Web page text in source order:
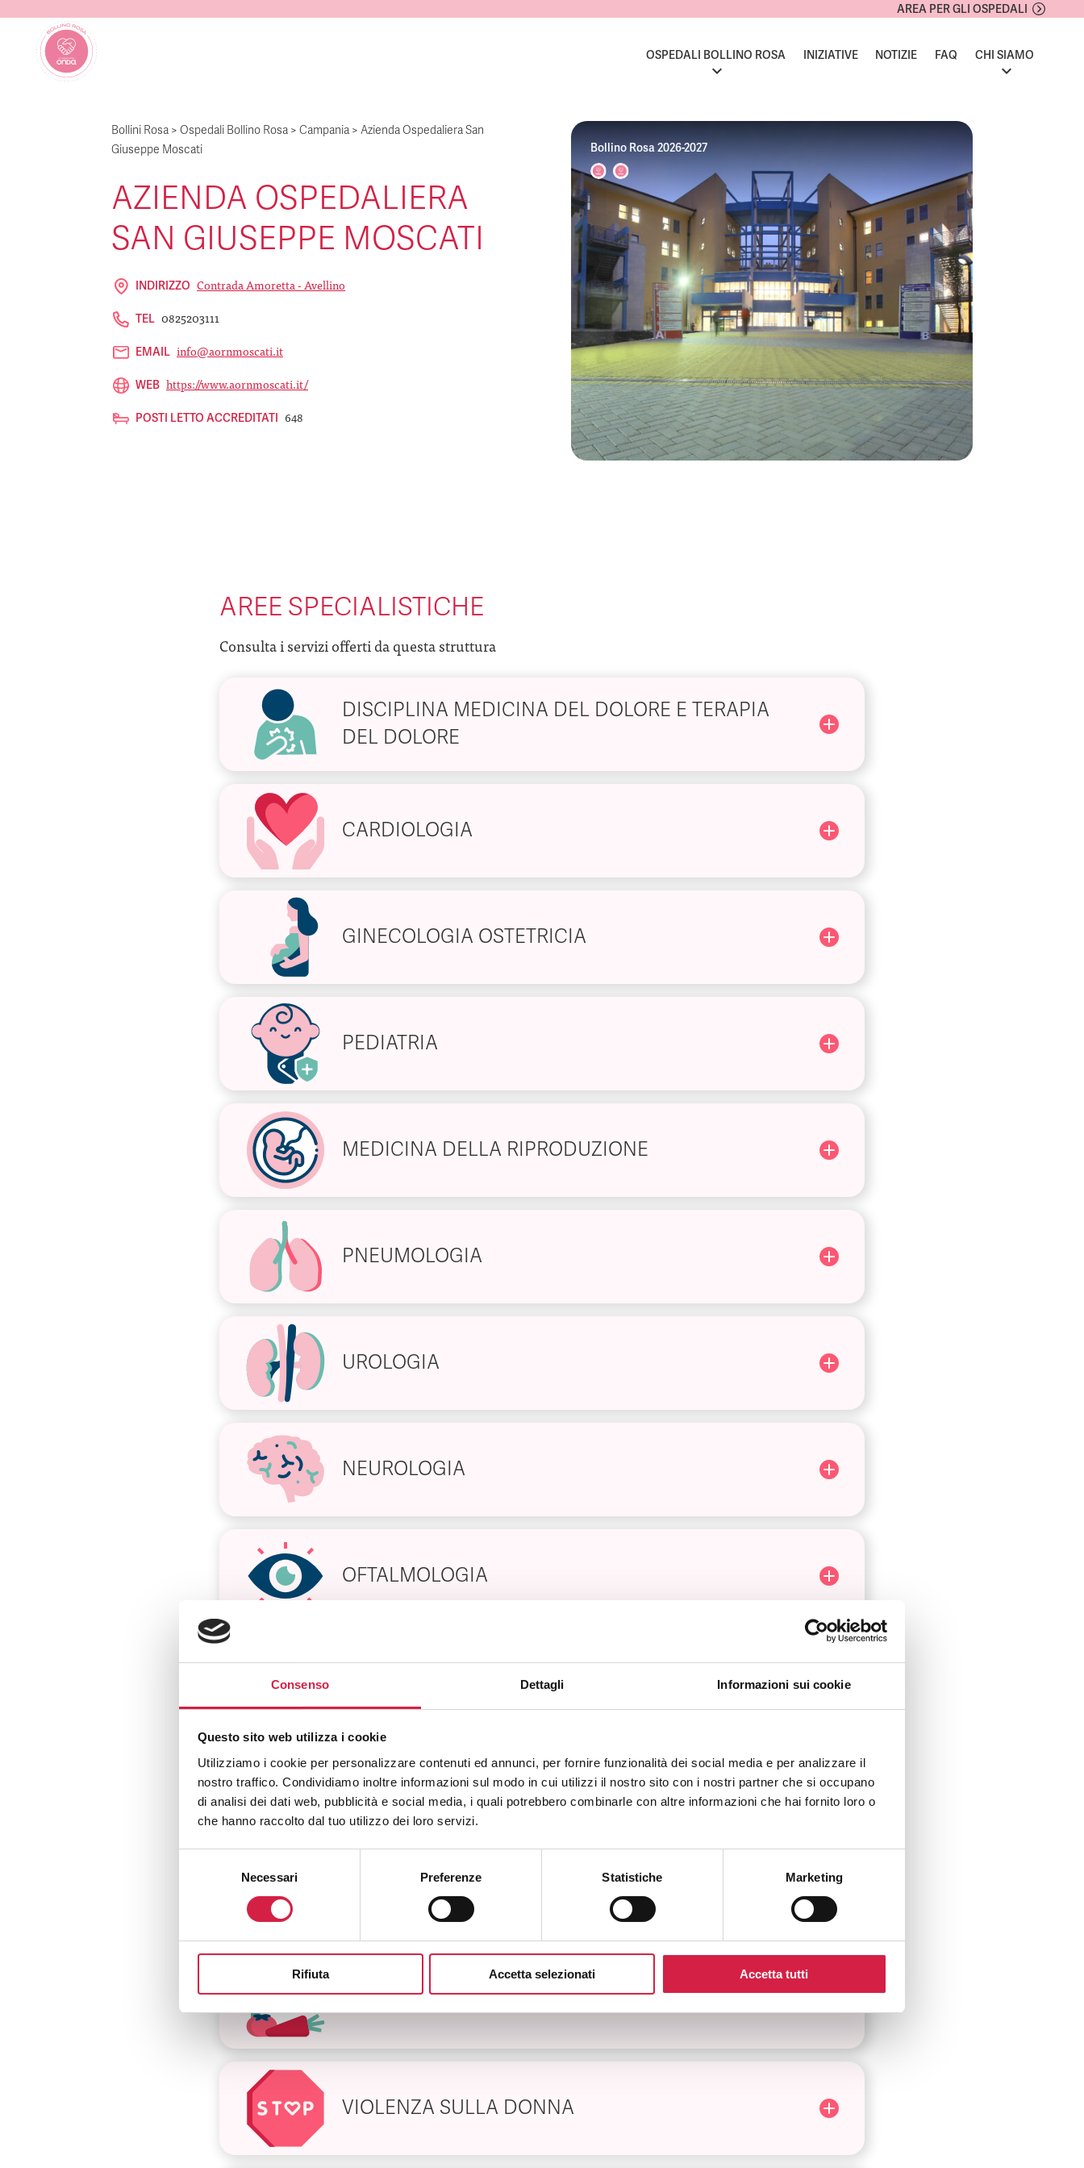
Consenso Dettagli Informazioni sui cookie
Questo sito web utilizza i cookie
Utilizziamo i cookie per personalizzare contenuti ed annunci, per fornire funzionalità dei social media e per analizzare il
nostro traffico. Condividiamo inoltre informazioni sul modo in cui utilizzi il nostro sito con i nostri partner che si occupano
di analisi dei dati web, pubblicità e social media, i quali potrebbero combinarle con altre informazioni che hai fornito loro o
che hanno raccolto dal tuo utilizzo dei loro servizi.
Necessari Preferenze Statistiche Marketing
Rifiuta Accetta selezionati Accetta tutti
AREA PER GLI OSPEDALI
OSPEDALI BOLLINO ROSA INIZIATIVE NOTIZIE FAQ CHI SIAMO
Bollini Rosa > Ospedali Bollino Rosa > Campania > Azienda Ospedaliera San
Giuseppe Moscati
AZIENDA OSPEDALIERA
SAN GIUSEPPE MOSCATI
INDIRIZZO Contrada Amoretta - Avellino
TEL 0825203111
EMAIL info@aornmoscati.it
WEB https://www.aornmoscati.it/
POSTI LETTO ACCREDITATI 648
Bollino Rosa 2026-2027
AREE SPECIALISTICHE
Consulta i servizi offerti da questa struttura
DISCIPLINA MEDICINA DEL DOLORE E TERAPIA
DEL DOLORE
CARDIOLOGIA
GINECOLOGIA OSTETRICIA
PEDIATRIA
MEDICINA DELLA RIPRODUZIONE
PNEUMOLOGIA
UROLOGIA
NEUROLOGIA
OFTALMOLOGIA
ONCOLOGIA MEDICA
DERMATOLOGIA
DIETOLOGIA
VIOLENZA SULLA DONNA